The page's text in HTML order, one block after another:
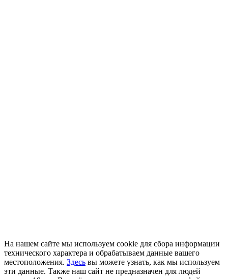
На нашем сайте мы используем cookie для сбора информации
технического характера и обрабатываем данные вашего
местоположения. Здесь вы можете узнать, как мы используем
эти данные. Также наш сайт не предназначен для людей